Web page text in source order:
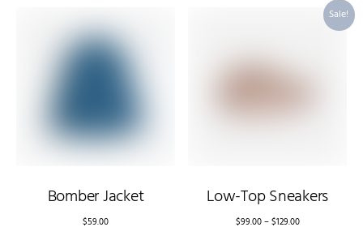
Bomber Jacket
$59.00
Sale!
Low-Top Sneakers
$99.00–$129.00